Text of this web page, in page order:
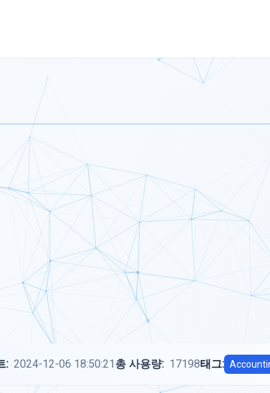
: 2024-12-06 18:50:21 총 사용량: 17198태그: